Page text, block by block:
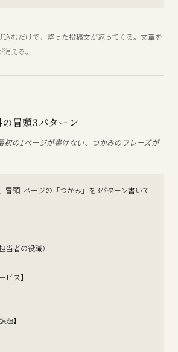
むだけで、整った投稿文が返ってくる。文章を
える。
冒頭3パターン
初の1ページが書けない、つかみのフレーズが
冒頭1ページの「つかみ」を3パターン書いて
当者の役職）
ビス】
題】